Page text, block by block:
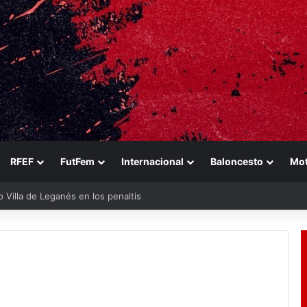
RFEF FutFem Internacional Baloncesto
Villa de Leganés en los penaltis